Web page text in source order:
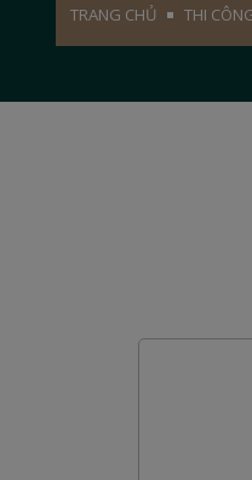
TRANG CHỦ THI